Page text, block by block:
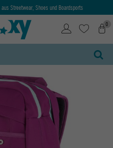
Streetwear, Shoes und Boardsports
0